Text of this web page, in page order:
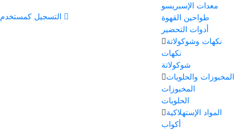
معدات الإسبريسو
طواحين القهوة
أدوات التحضير
نكهات وشوكولاتة
نكهات
شوكولاتة
المخبوزات والحلويات
المخبوزات
الحلويات
المواد الإستهلاكية
أكواب
التسجيل كمستخدم